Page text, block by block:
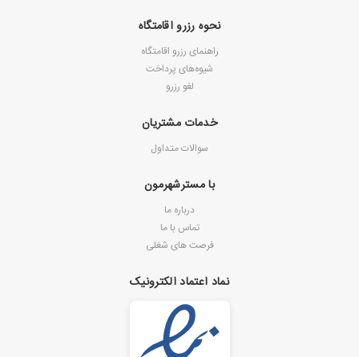
نحوه رزرو اقامتگاه
راهنمای رزرو اقامتگاه
شیوه‌های پرداخت
لغو رزرو
خدمات مشتریان
سوالات متداول
با مسترشهرمون
درباره ما
تماس با ما
فرصت های شغلی
نماد اعتماد الکترونیک